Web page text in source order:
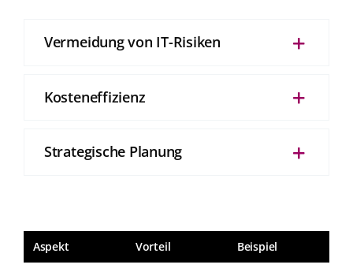
Vermeidung von IT-Risiken
Kosteneffizienz
Strategische Planung
Aspekt Vorteil Beispiel